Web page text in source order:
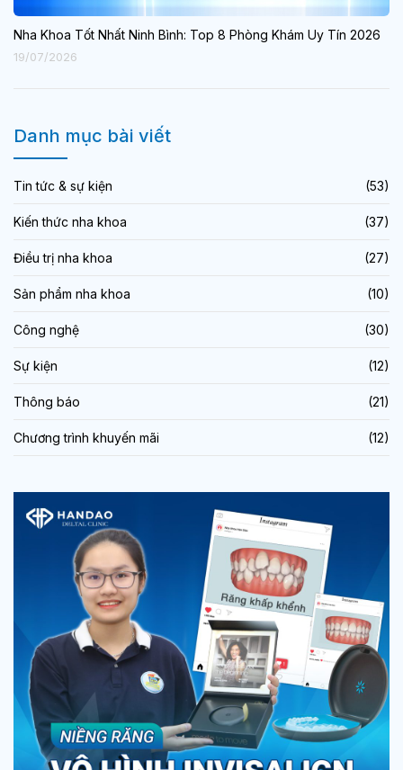
Nha Khoa Tốt Nhất Ninh Bình: Top 8 Phòng Khám Uy Tín 2026
19/07/2026
Danh mục bài viết
Tin tức & sự kiện (53)
Kiến thức nha khoa (37)
Điều trị nha khoa (27)
Sản phẩm nha khoa (10)
Công nghệ (30)
Sự kiện (12)
Thông báo (21)
Chương trình khuyến mãi (12)